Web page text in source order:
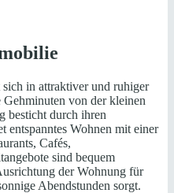
in attraktiver und ruhiger
von der kleinen
besticht durch ihren
entspanntes Wohnen mit einer
Cafés,
sind bequem
der Wohnung für
Abendstunden sorgt.